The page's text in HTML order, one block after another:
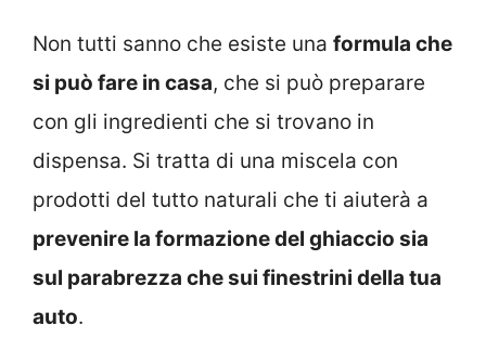
Non tutti sanno che esiste una formula che
si può fare in casa, che si può preparare
con gli ingredienti che si trovano in
dispensa. Si tratta di una miscela con
prodotti del tutto naturali che ti aiuterà a
prevenire la formazione del ghiaccio sia
sul parabrezza che sui finestrini della tua
auto.